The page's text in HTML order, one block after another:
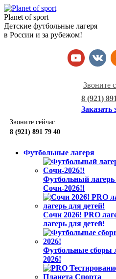
Planet of sport
Детские футбольные лагеря
в России и за рубежом!
Звоните
8 (921)
Заказать
Звоните сейчас:
8 (921) 891 79 40
Футбольные лагеря
Футбольный
Сочи-2026!!
Сочи 2026! PRO
лагерь для детей!
Футбольные сборы
2026!